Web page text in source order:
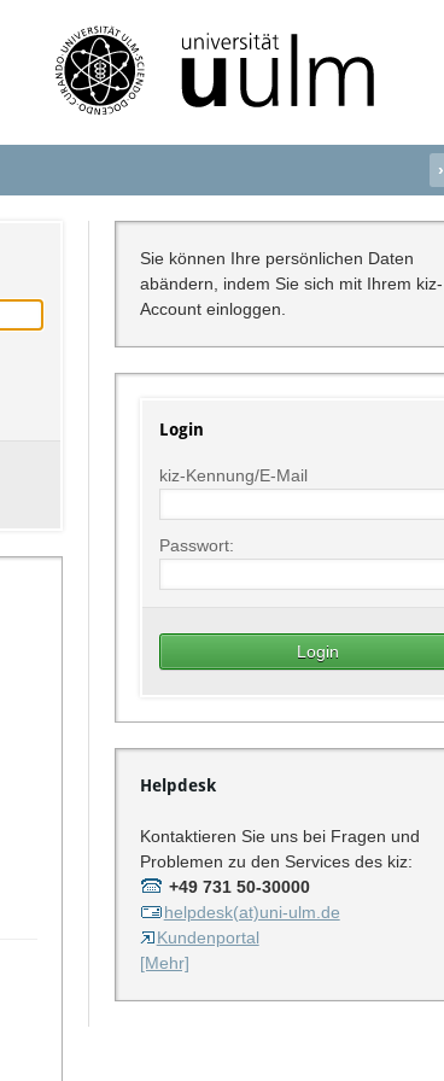
›
Sie können Ihre persönlichen Daten
abändern, indem Sie sich mit Ihrem kiz-
Account einloggen.
Login
kiz-Kennung/E-Mail
Passwort:
Helpdesk
Kontaktieren Sie uns bei Fragen und
Problemen zu den Services des kiz:
+49 731 50-30000
helpdesk(at)uni-ulm.de
Kundenportal
[Mehr]